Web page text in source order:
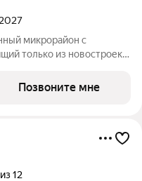
микрорайон с
только из новостроек.
проверенных
Позвоните мне
12